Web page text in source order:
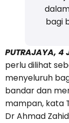
bagi
PUTRAJAYA, 4
perlu dilihat
menyeluruh
bandar dan
mampan, kata
Dr Ahmad